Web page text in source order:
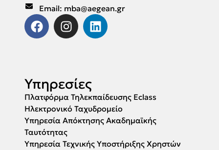
Email: mba@aegean.gr
Υπηρεσίες
Πλατφόρμα Τηλεκπαίδευσης Eclass
Ηλεκτρονικό Ταχυδρομείο
Υπηρεσία Απόκτησης Ακαδημαϊκής
Ταυτότητας
Υπηρεσία Τεχνικής Υποστήριξης Χρηστών